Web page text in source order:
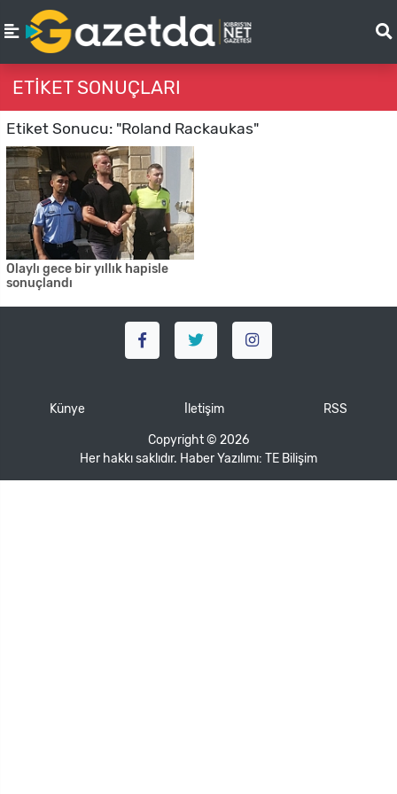
ETIKET SONUÇLARI
Etiket Sonucu: "Roland Rackaukas"
Olaylı gece bir yıllık hapisle
sonuçlandı
Künye İletişim RSS
Copyright © 2026
Her hakkı saklıdır. Haber Yazılımı: TE Bilişim